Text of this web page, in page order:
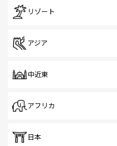
リゾート
アジア
中近東
アフリカ
日本